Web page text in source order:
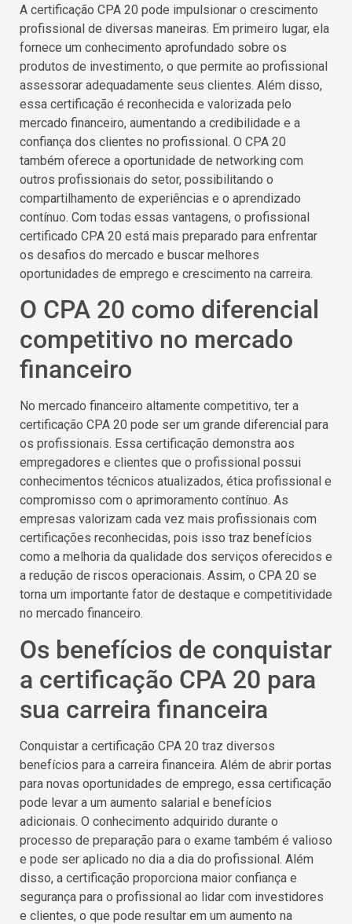
A certificação CPA 20 pode impulsionar o crescimento
profissional de diversas maneiras. Em primeiro lugar, ela
fornece um conhecimento aprofundado sobre os
produtos de investimento, o que permite ao profissional
assessorar adequadamente seus clientes. Além disso,
essa certificação é reconhecida e valorizada pelo
mercado financeiro, aumentando a credibilidade e a
confiança dos clientes no profissional. O CPA 20
também oferece a oportunidade de networking com
outros profissionais do setor, possibilitando o
compartilhamento de experiências e o aprendizado
contínuo. Com todas essas vantagens, o profissional
certificado CPA 20 está mais preparado para enfrentar
os desafios do mercado e buscar melhores
oportunidades de emprego e crescimento na carreira.
O CPA 20 como diferencial
competitivo no mercado
financeiro
No mercado financeiro altamente competitivo, ter a
certificação CPA 20 pode ser um grande diferencial para
os profissionais. Essa certificação demonstra aos
empregadores e clientes que o profissional possui
conhecimentos técnicos atualizados, ética profissional e
compromisso com o aprimoramento contínuo. As
empresas valorizam cada vez mais profissionais com
certificações reconhecidas, pois isso traz benefícios
como a melhoria da qualidade dos serviços oferecidos e
a redução de riscos operacionais. Assim, o CPA 20 se
torna um importante fator de destaque e competitividade
no mercado financeiro.
Os benefícios de conquistar
a certificação CPA 20 para
sua carreira financeira
Conquistar a certificação CPA 20 traz diversos
benefícios para a carreira financeira. Além de abrir portas
para novas oportunidades de emprego, essa certificação
pode levar a um aumento salarial e benefícios
adicionais. O conhecimento adquirido durante o
processo de preparação para o exame também é valioso
e pode ser aplicado no dia a dia do profissional. Além
disso, a certificação proporciona maior confiança e
segurança para o profissional ao lidar com investidores
e clientes, o que pode resultar em um aumento na